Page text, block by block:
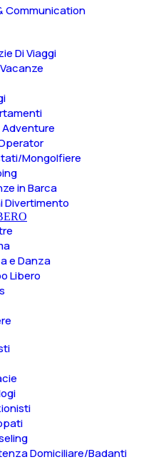
Communication
Di Viaggi
Adventure
Mongolfiere
in Barca
Divertimento
e Danza
Libero
Domiciliare/Badanti